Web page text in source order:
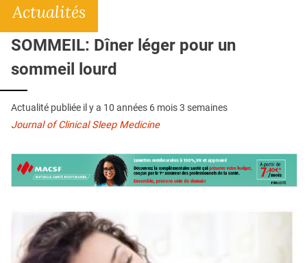
L'APP
QUI SOMMES-NOUS ?
PUBLICITÉ
CONDITIONS GÉNÉRALES
CONTACT
Actualités
SOMMEIL: Dîner léger pour un
sommeil lourd
Actualité publiée il y a 10 années 6 mois 3 semaines
Journal of Clinical Sleep Medicine